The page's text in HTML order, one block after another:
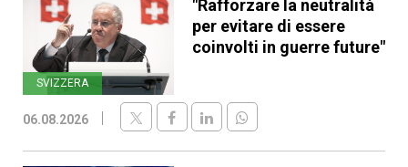
SVIZZERA
"Rafforzare la neutralità
per evitare di essere
coinvolti in guerre future"
06.08.2026